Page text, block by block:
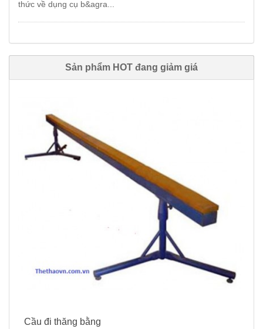
thức về dụng cụ b&agra...
Sản phẩm HOT đang giảm giá
Cầu đi thăng bằng